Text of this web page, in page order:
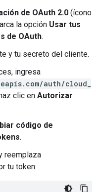
de OAuth 2.0 (ícono
la opción Usar tus
de OAuth.
y tu secreto del cliente.
ingresa
auth/cloud_
clic en Autorizar
código de
.
reemplaza
tu token: